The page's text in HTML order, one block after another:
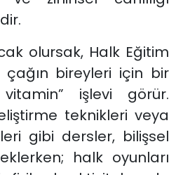
olursak, Halk Eğitim
çağın bireyleri için bir
işlevi görür.
teknikleri veya
gibi dersler, bilişsel
halk oyunları